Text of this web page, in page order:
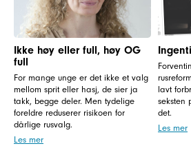
Ikke høy eller full, høy OG
full
For mange unge er det ikke et valg
mellom sprit eller hasj, de sier ja
takk, begge deler. Men tydelige
foreldre reduserer risikoen for
dårlige rusvalg.
Les mer
lavt
seksten
det.
Les mer